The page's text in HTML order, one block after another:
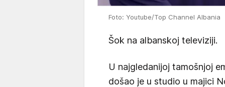
Foto: Youtube/Top Channel Albania
Šok na albanskoj televiziji.
U najgledanijoj tamošnjoj
došao je u studio u majici